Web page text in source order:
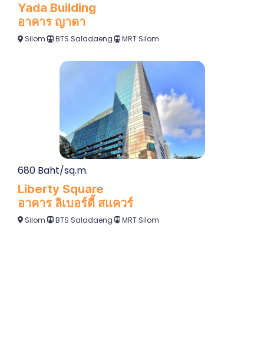
Yada Building
อาคาร ญาดา
Silom BTS Saladaeng MRT Silom
680 Baht/sq.m.
Liberty Square
อาคาร ลิเบอร์ตี้ สแควร์
Silom BTS Saladaeng MRT Silom